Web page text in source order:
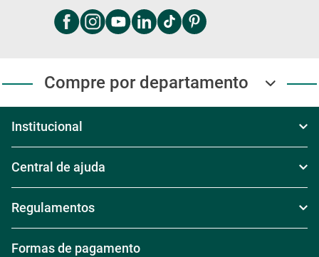
Compre por departamento
Institucional
Televendas
Nossas Lojas
Trabalhe conosco
Central de ajuda
Política de Troca
Regulamentos
Formas de pagamento